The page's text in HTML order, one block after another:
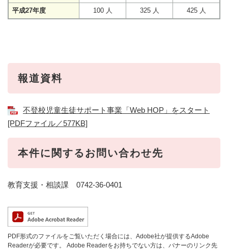
平成27年度 100 人 325 人 425 人
報道資料
不登校児童生徒サポート事業「Web HOP」をスタート
[PDFファイル／577KB]
本件に関するお問い合わせ先
教育支援・相談課 0742-36-0401
PDF形式のファイルをご覧いただく場合には、Adobe社が提供するAdobe
Readerが必要です。
Adobe Readerをお持ちでない方は、バナーのリンク先